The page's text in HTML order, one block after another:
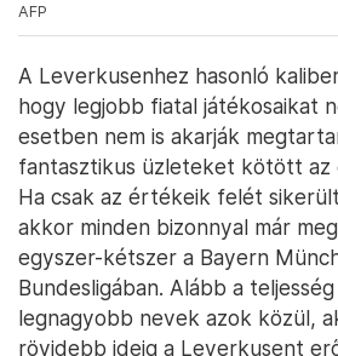
AFP
A Leverkusenhez hasonló
hogy legjobb fiatal játékosaikat
esetben nem is akarják
fantasztikus üzleteket kötött az
Ha csak az értékeik felét
akkor minden bizonnyal már
egyszer-kétszer a Bayern
Bundesligában. Alább a
legnagyobb nevek azok közül,
rövidebb ideig a Leverkusent